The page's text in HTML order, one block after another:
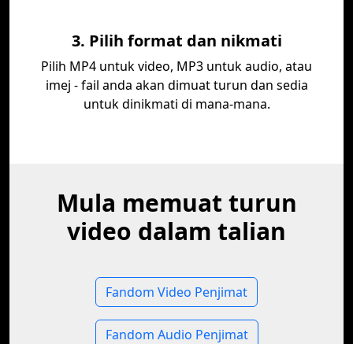
3. Pilih format dan nikmati
Pilih MP4 untuk video, MP3 untuk audio, atau
imej - fail anda akan dimuat turun dan sedia
untuk dinikmati di mana-mana.
Mula memuat turun
video dalam talian
Fandom Video Penjimat
Fandom Audio Penjimat